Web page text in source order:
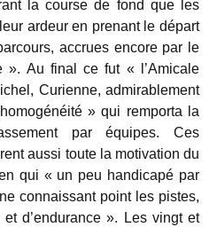
la course de fond que les
ardeur en prenant le départ
accrues encore par le
». Au final ce fut « l’Amicale
Curienne, admirablement
» qui remporta la
par équipes. Ces
aussi toute la motivation du
qui « un peu handicapé par
connaissant point les pistes,
d’endurance ». Les vingt et